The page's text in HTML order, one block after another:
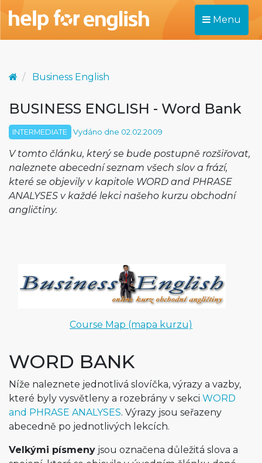
Menu
Business English
BUSINESS ENGLISH - Word Bank
INTERMEDIATE Vydáno dne 02.02.2009
V tomto článku, který se bude postupně rozšiřovat,
naleznete abecední seznam všech slov a frází,
které se objevily v kapitole WORD and PHRASE
ANALYSES v každé lekci našeho kurzu obchodní
angličtiny.
Course Map (mapa kurzu)
WORD BANK
Níže naleznete jednotlivá slovíčka, výrazy a vazby,
které byly vysvětleny a rozebrány v sekci WORD
and PHRASE ANALYSES. Výrazy jsou seřazeny
abecedně po jednotlivých lekcích.
Velkými písmeny jsou označena důležitá slova a